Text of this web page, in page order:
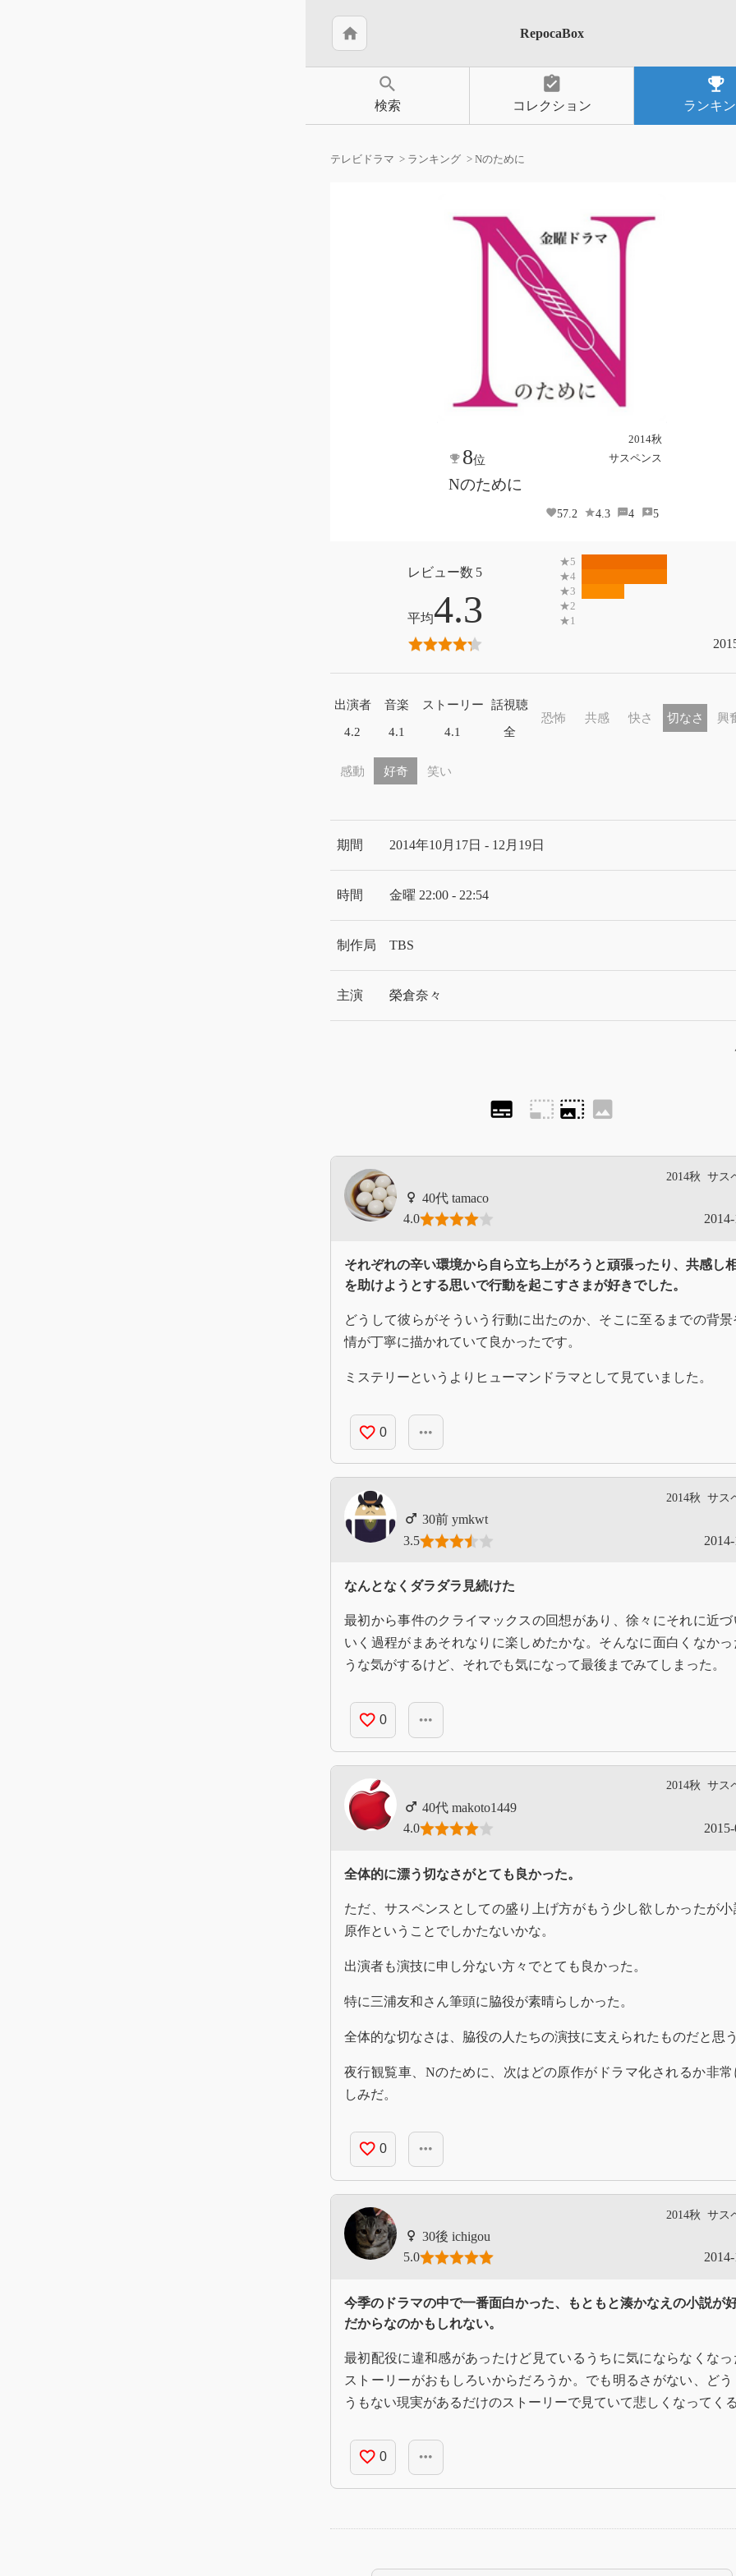
home RepocaBox
search
検索
assignment_turned_in
コレクション
emoji_events
ランキ
テレビドラマ ランキング Nのために
2014秋
サスペンス
8位
Nのために
57.2 4.3 4 5
5
4.3
出演者
4.2
音楽
4.1
ストーリー
4.1
話視聴
全
恐怖 共感 快さ 切なさ 興
感動 好奇 笑い
期間 2014年10月17日 - 12月19日
時間 金曜 22:00 - 22:54
制作局 TBS
主演 榮倉奈々
subtitles photo_size_select_small photo_size_select_large image
2014秋 サス
tamaco
4.0
それぞれの辛い環境から自ら立ち上がろうと頑張ったり、共感し
を助けようとする思いで行動を起こすさまが好きでした。
どうして彼らがそういう行動に出たのか、そこに至るまでの背景
情が丁寧に描かれていて良かったです。
ミステリーというよりヒューマンドラマとして見ていました。
favorite_border 0 more_horiz
2014秋 サス
ymkwt
3.5
なんとなくダラダラ見続けた
最初から事件のクライマックスの回想があり、徐々にそれに近づ
いく過程がまあそれなりに楽しめたかな。そんなに面白くなかっ
うな気がするけど、それでも気になって最後までみてしまった。
favorite_border 0 more_horiz
2014秋 サス
makoto1449
4.0
全体的に漂う切なさがとても良かった。
ただ、サスペンスとしての盛り上げ方がもう少し欲しかったが小
原作ということでしかたないかな。
出演者も演技に申し分ない方々でとても良かった。
特に三浦友和さん筆頭に脇役が素晴らしかった。
全体的な切なさは、脇役の人たちの演技に支えられたものだと思
夜行観覧車、Nのために、次はどの原作がドラマ化されるか非常
しみだ。
favorite_border 0 more_horiz
2014秋 サス
ichigou
5.0
今季のドラマの中で一番面白かった、もともと湊かなえの小説が
だからなのかもしれない。
最初配役に違和感があったけど見ているうちに気にならなくなっ
ストーリーがおもしろいからだろうか。でも明るさがない、どう
うもない現実があるだけのストーリーで見ていて悲しくなってく
favorite_border 0 more_horiz